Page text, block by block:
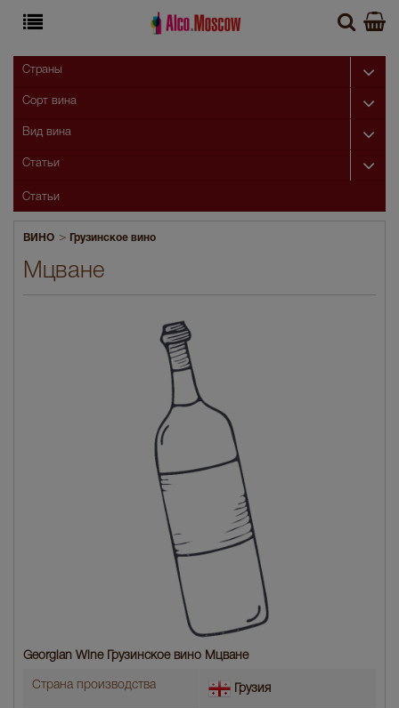
ВИНО > Грузинское вино
Мцване
Georgian Wine Грузинское вино Мцване
Страна производства Грузия
Страны
Сорт вина
Вид вина
Статьи
Статьи